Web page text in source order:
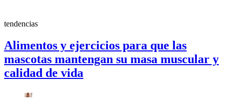
tendencias
Alimentos y ejercicios para que las
mascotas mantengan su masa muscular y
calidad de vida